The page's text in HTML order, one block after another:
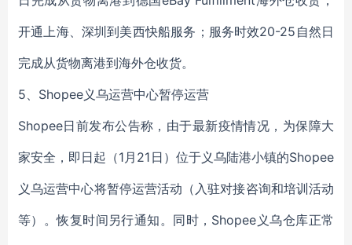
开通上海、深圳到美西快船服务；服务时效20-25自然日
完成从货物离港到海外仓收货。
5、Shopee义乌运营中心暂停运营
Shopee日前发布公告称，由于最新疫情情况，为保障大
家安全，即日起（1月21日）位于义乌陆港小镇的Shopee
义乌运营中心将暂停运营活动（入驻对接咨询和培训活动
等）。恢复时间另行通知。同时，Shopee义乌仓库正常